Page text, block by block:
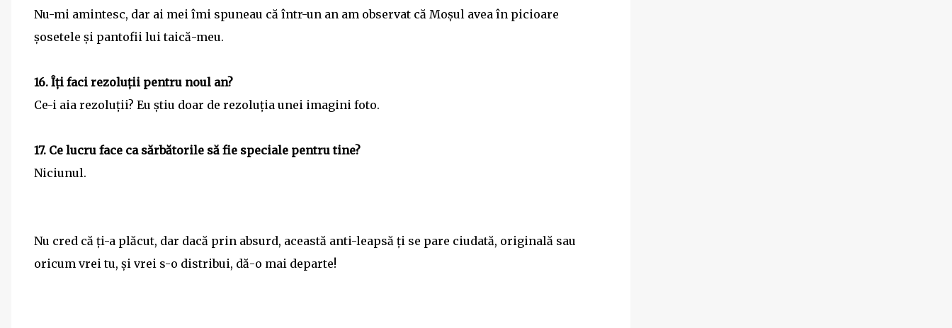
Nu-mi amintesc, dar ai mei îmi spuneau că într-un an am observat că Moșul avea în picioare
șosetele și pantofii lui taică-meu.
16. Îți faci rezoluții pentru noul an?
Ce-i aia rezoluții? Eu știu doar de rezoluția unei imagini foto.
17. Ce lucru face ca sărbătorile să fie speciale pentru tine?
Niciunul.
Nu cred că ți-a plăcut, dar dacă prin absurd, această anti-leapsă ți se pare ciudată, originală sau
oricum vrei tu, și vrei s-o distribui, dă-o mai departe!